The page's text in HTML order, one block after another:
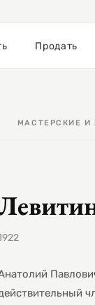
Продать
МАСТЕРСКИЕ И